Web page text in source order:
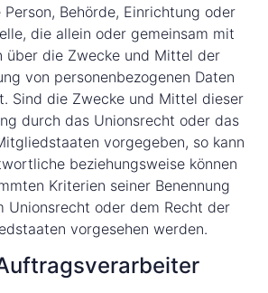
Behörde, Einrichtung oder
die allein oder gemeinsam mit
über die Zwecke und Mittel der
von personenbezogenen Daten
Sind die Zwecke und Mittel dieser
durch das Unionsrecht oder das
vorgegeben, so kann
beziehungsweise können
Kriterien seiner Benennung
Unionsrecht oder dem Recht der
vorgesehen werden.